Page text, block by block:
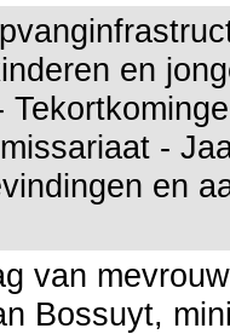
en
-
en
van
Bossuyt,